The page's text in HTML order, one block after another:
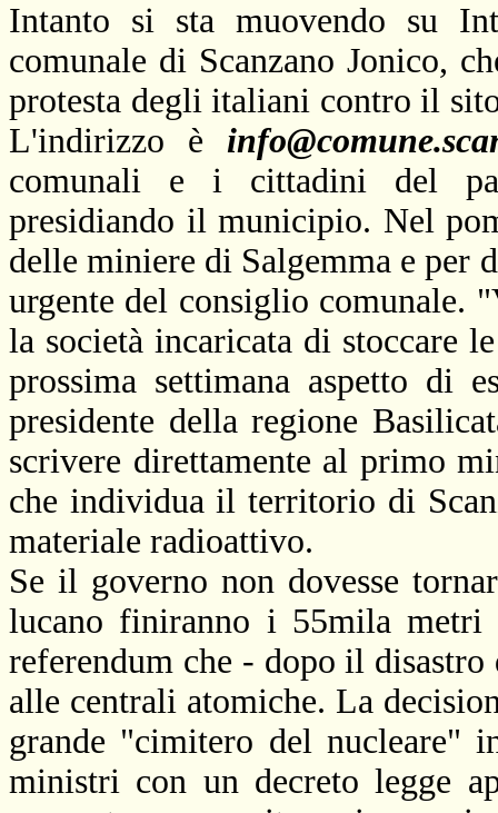
Intanto si sta muovendo su
comunale di Scanzano Jonico,
protesta degli italiani contro il
L'indirizzo è
comunali e i cittadini del
presidiando il municipio. Nel
delle miniere di Salgemma e per
urgente del consiglio comunale.
la società incaricata di stoccare
prossima settimana aspetto di
presidente della regione
scrivere direttamente al primo
che individua il territorio di
materiale radioattivo.
Se il governo non dovesse
lucano finiranno i 55mila
referendum che - dopo il
alle centrali atomiche. La
grande "cimitero del nucleare"
ministri con un decreto legge